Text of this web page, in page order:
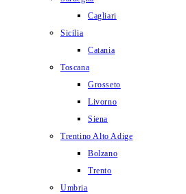
Cagliari
Sicilia
Catania
Toscana
Grosseto
Livorno
Siena
Trentino Alto Adige
Bolzano
Trento
Umbria